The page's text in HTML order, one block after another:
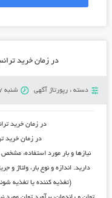
در زمان خرید
دسته : رپورتاژ آگهی شنبه 27 ژانویه 2024
در زمان خرید
در زمان خرید
نیازها و بار مورد استفاده:
دارید. اندازه و نوع بار، ولتاژ و
(تغذیه کننده یا تغذیه